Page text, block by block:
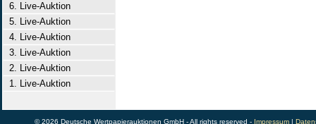
6. Live-Auktion
5. Live-Auktion
4. Live-Auktion
3. Live-Auktion
2. Live-Auktion
1. Live-Auktion
© 2026 Deutsche Wertpapierauktionen GmbH - All rights reserved - Impressum|